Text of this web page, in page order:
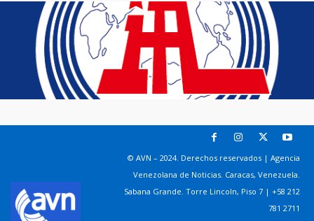
© AVN – 2024. Derechos reservados | Agencia
Venezolana de Noticias. Caracas, Venezuela.
Sabana Grande. Torre Lincoln, Piso 7 | +58 212
781 2711